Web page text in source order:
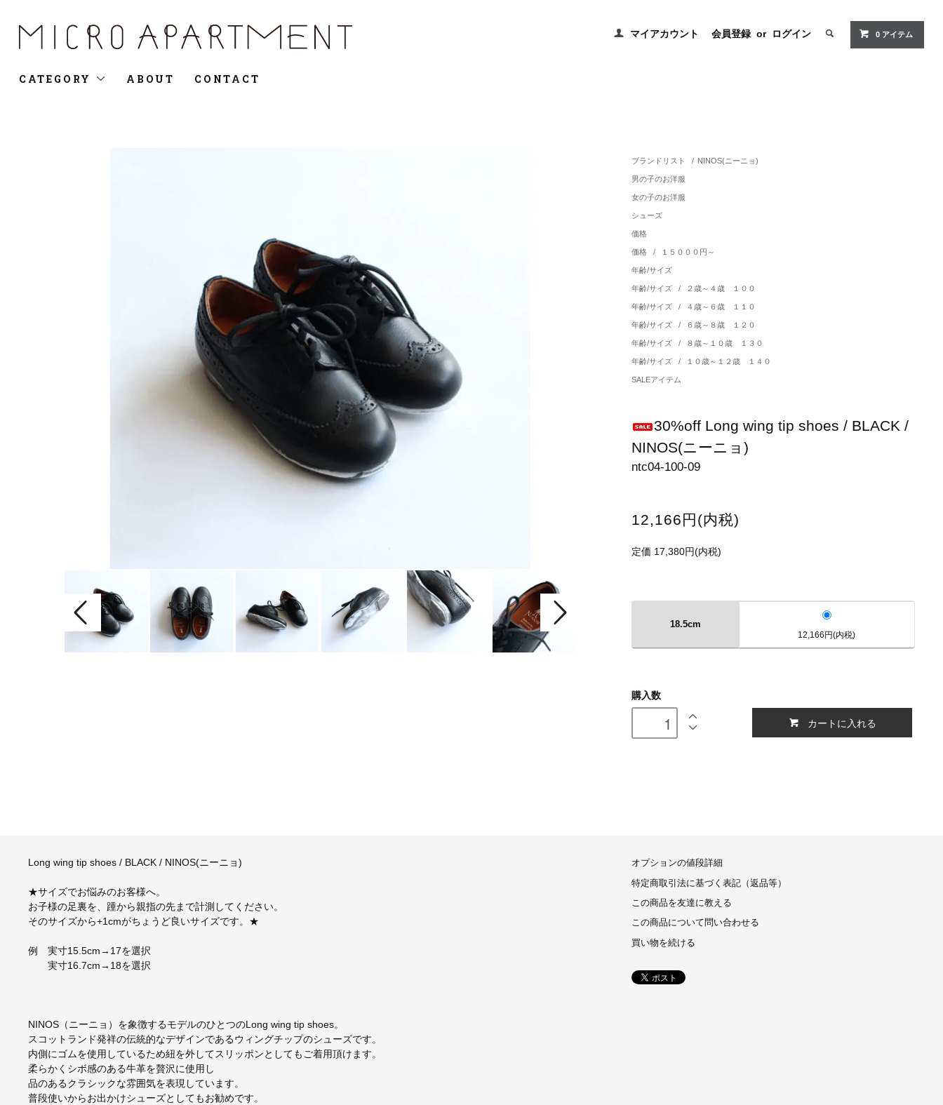
マイアカウント 会員登録 or ログイン 0 アイテム
CATEGORY ABOUT CONTACT
ブランドリスト / NINOS(ニーニョ)
男の子のお洋服
女の子のお洋服
シューズ
価格
価格 / １５０００円～
年齢/サイズ
年齢/サイズ / ２歳～４歳 １００
年齢/サイズ / ４歳～６歳 １１０
年齢/サイズ / ６歳～８歳 １２０
年齢/サイズ / ８歳～１０歳 １３０
年齢/サイズ / １０歳～１２歳 １４０
SALEアイテム
30%off Long wing tip shoes / BLACK /
NINOS(ニーニョ)
ntc04-100-09
12,166円(内税)
定価 17,380円(内税)
18.5cm
12,166円(内税)
購入数
カートに入れる
Long wing tip shoes / BLACK / NINOS(ニーニョ)
★サイズでお悩みのお客様へ。
お子様の足裏を、踵から親指の先まで計測してください。
そのサイズから+1cmがちょうど良いサイズです。★
例 実寸15.5cm→17を選択
実寸16.7cm→18を選択
NINOS（ニーニョ）を象徴するモデルのひとつのLong wing tip shoes。
スコットランド発祥の伝統的なデザインであるウィングチップのシューズです。
内側にゴムを使用しているため紐を外してスリッポンとしてもご着用頂けます。
柔らかくシボ感のある牛革を贅沢に使用し
品のあるクラシックな雰囲気を表現しています。
普段使いからお出かけシューズとしてもお勧めです。
オプションの値段詳細
特定商取引法に基づく表記（返品等）
この商品を友達に教える
この商品について問い合わせる
買い物を続ける